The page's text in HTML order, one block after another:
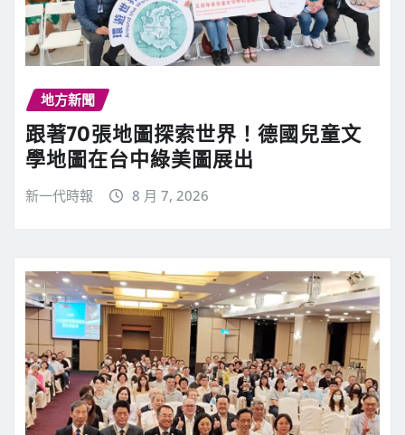
地方新聞
跟著70張地圖探索世界！德國兒童文
學地圖在台中綠美圖展出
新一代時報 8 月 7, 2026